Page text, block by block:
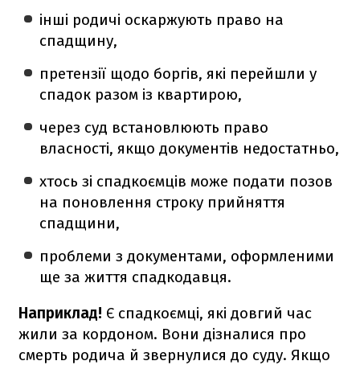
інші родичі оскаржують право на
спадщину,
претензії щодо боргів, які перейшли у
спадок разом із квартирою,
через суд встановлюють право
власності, якщо документів недостатньо,
хтось зі спадкоємців може подати позов
на поновлення строку прийняття
спадщини,
проблеми з документами, оформленими
ще за життя спадкодавця.
Наприклад! Є спадкоємці, які довгий час
жили за кордоном. Вони дізналися про
смерть родича й звернулися до суду. Якщо